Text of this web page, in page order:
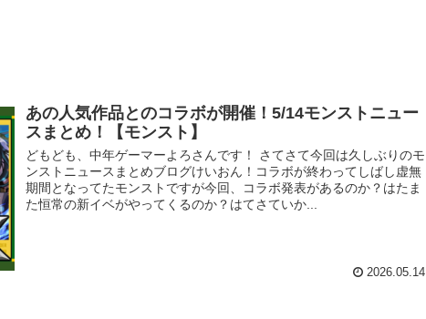
あの人気作品とのコラボが開催！5/14モンストニュー
スまとめ！【モンスト】
どもども、中年ゲーマーよろさんです！ さてさて今回は久しぶりのモ
ンストニュースまとめブログけいおん！コラボが終わってしばし虚無
期間となってたモンストですが今回、コラボ発表があるのか？はたま
た恒常の新イベがやってくるのか？はてさていか...
2026.05.14